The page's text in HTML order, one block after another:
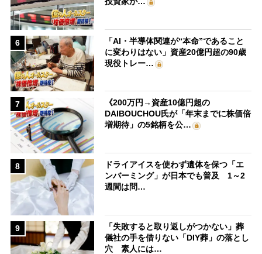
6
「AI・半導体関連が“本命”であること
に変わりはない」資産20億円超の90歳
現役トレー…
7
《200万円→資産10億円超の
DAIBOUCHOU氏が「年末までに株価倍
増期待」の5銘柄を公…
8
ドライアイスを使わず遺体を保つ「エ
ンバーミング」が日本でも普及 1～2
週間は問…
9
「失敗すると取り返しがつかない」葬
儀社の手を借りない「DIY葬」の落とし
穴 素人には…